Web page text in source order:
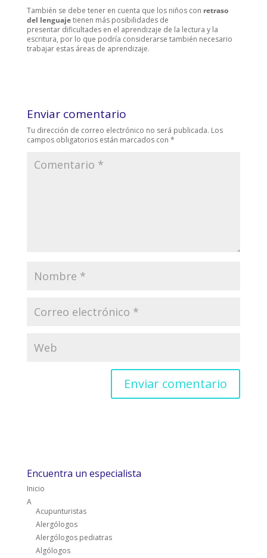
También se debe tener en cuenta que los niños con retraso
del lenguajetienen más posibilidades de
presentar dificultades en el aprendizaje de la lectura y la
escritura, por lo que podría considerarse también necesario
trabajar estas áreas de aprendizaje.
Enviar comentario
Tu dirección de correo electrónico no será publicada. Los
campos obligatorios están marcados con *
Encuentra un especialista
Inicio
A
Acupunturistas
Alergólogos
Alergólogos pediatras
Algólogos